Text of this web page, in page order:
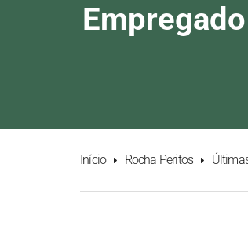
Início Rocha Peritos